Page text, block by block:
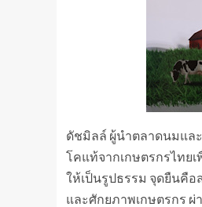
ดัชมิลล์ ผู้นำตลาดนมและ
โคแท้จากเกษตรกรไทย
ให้เป็นรูปธรรม จุดยืนคือ
และศักยภาพเกษตรกร